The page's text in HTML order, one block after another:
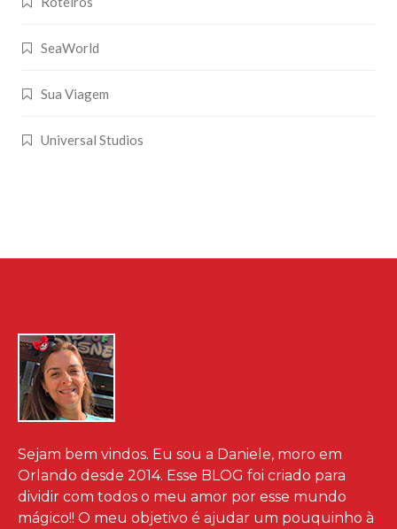
SeaWorld
Sua Viagem
Universal Studios
Sejam bem vindos. Eu sou a Daniele, moro em
Orlando desde 2014. Esse BLOG foi criado para
dividir com todos o meu amor por esse mundo
mágico!! O meu objetivo é ajudar um pouquinho à